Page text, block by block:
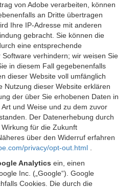
von Adobe verarbeiten, können
an Dritte übertragen
Ihre IP-Adresse mit anderen
gebracht. Sie können die
eine entsprechende
verhindern; wir weisen Sie
in diesem Fall gegebenenfalls
dieser Website voll umfänglich
Nutzung dieser Website erklären
der über Sie erhobenen Daten in
und Weise und zu dem zuvor
Der Datenerhebung durch
für die Zukunft
über den Widerruf erfahren
privacy/opt-out.html
Analytics ein, einen
Inc. („Google“). Google
Cookies. Die durch die